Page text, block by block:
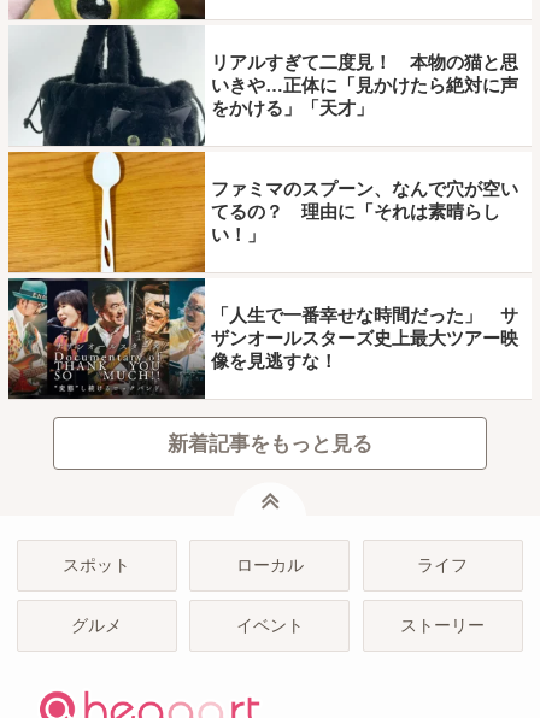
リアルすぎて二度見！ 本物の猫と思
いきや…正体に「見かけたら絶対に声
をかける」「天才」
ファミマのスプーン、なんで穴が空い
てるの？ 理由に「それは素晴らし
い！」
「人生で一番幸せな時間だった」 サ
ザンオールスターズ史上最大ツアー映
像を見逃すな！
新着記事をもっと見る
スポット ローカル ライフ
グルメ イベント ストーリー